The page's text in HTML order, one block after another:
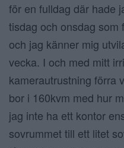
för en fulldag där hade
tisdag och onsdag som
och jag känner mig
vecka. I och med mitt
kamerautrustning förra
bor i 160kvm med hur
jag inte ha ett kontor
sovrummet till ett litet